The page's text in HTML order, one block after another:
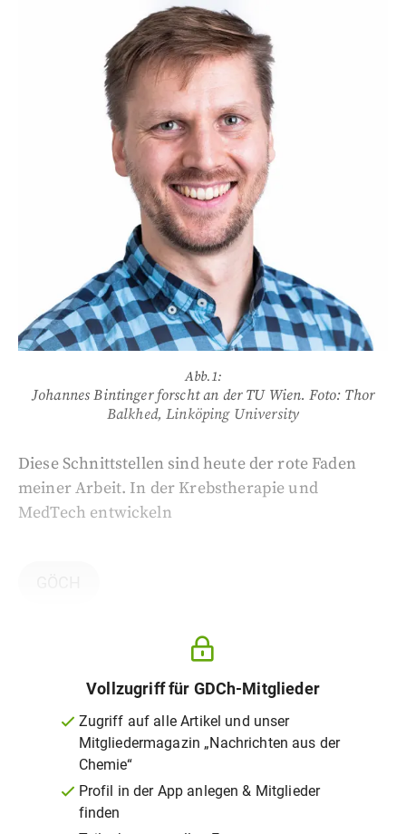
Abb.1:
Johannes Bintinger forscht an der TU Wien. Foto: Thor
Balkhed, Linköping University
Diese Schnittstellen sind heute der rote Faden
meiner Arbeit. In der Krebstherapie und
MedTech entwickeln
Vollzugriff für GDCh-Mitglieder
Zugriff auf alle Artikel und unser
Mitgliedermagazin „Nachrichten aus der
Chemie“
Profil in der App anlegen & Mitglieder
finden